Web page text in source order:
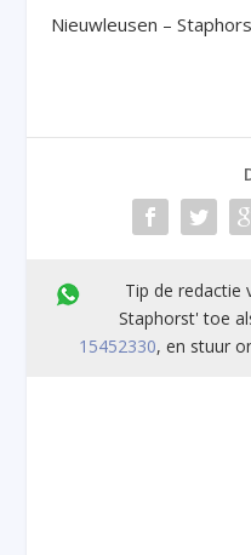
Nieuwleusen –
Tip de redactie
Staphorst' toe
15452330, en stuur